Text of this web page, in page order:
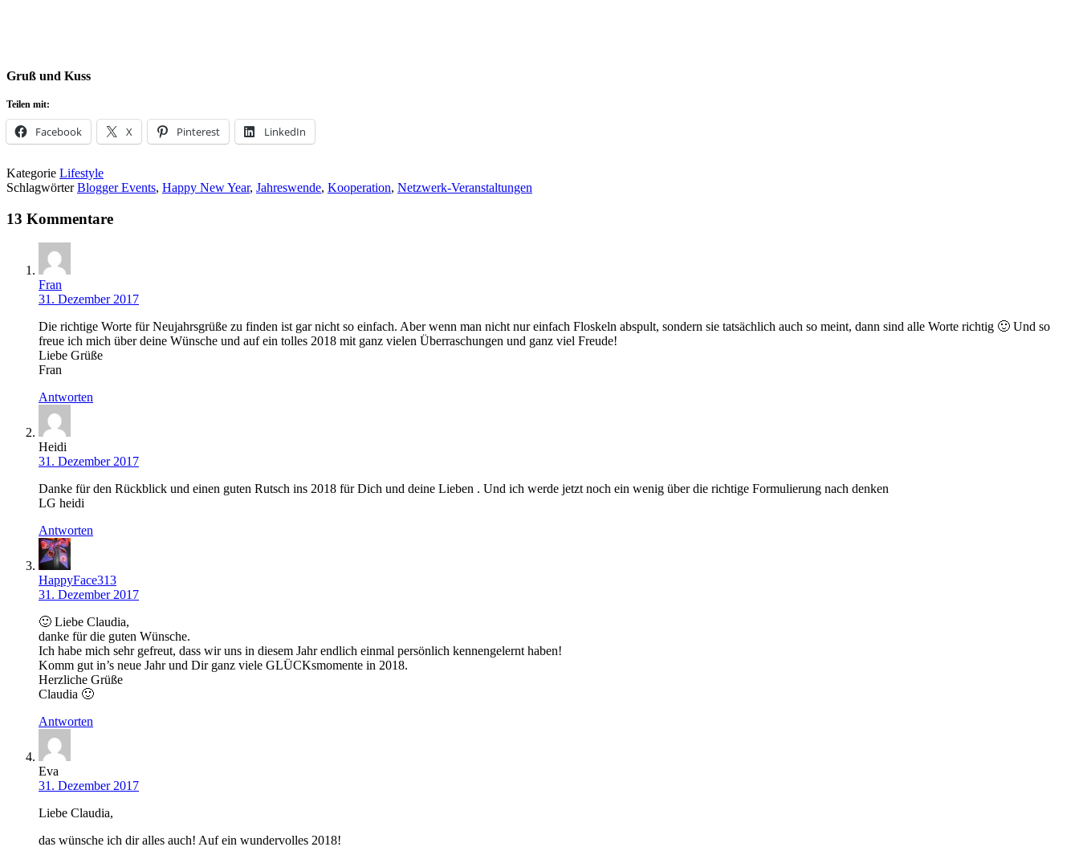
Gruß und Kuss
Teilen mit:
Facebook X Pinterest LinkedIn
Kategorie Lifestyle
SchlagwörterBlogger Events, Happy New Year, Jahreswende, Kooperation, Netzwerk-Veranstaltungen
13 Kommentare
Fran
31. Dezember 2017
Die richtige Worte für Neujahrsgrüße zu finden ist gar nicht so einfach. Aber wenn man nicht nur einfach Floskeln abspult, sondern sie tatsächlich auch so meint, dann sind alle Worte richtig 🙂 Und so
freue ich mich über deine Wünsche und auf ein tolles 2018 mit ganz vielen Überraschungen und ganz viel Freude!
Liebe Grüße
Fran
Antworten
Heidi
31. Dezember 2017
Danke für den Rückblick und einen guten Rutsch ins 2018 für Dich und deine Lieben . Und ich werde jetzt noch ein wenig über die richtige Formulierung nach denken
LG heidi
Antworten
HappyFace313
31. Dezember 2017
🙂 Liebe Claudia,
danke für die guten Wünsche.
Ich habe mich sehr gefreut, dass wir uns in diesem Jahr endlich einmal persönlich kennengelernt haben!
Komm gut in’s neue Jahr und Dir ganz viele GLÜCKsmomente in 2018.
Herzliche Grüße
Claudia 🙂
Antworten
Eva
31. Dezember 2017
Liebe Claudia,
das wünsche ich dir alles auch! Auf ein wundervolles 2018!